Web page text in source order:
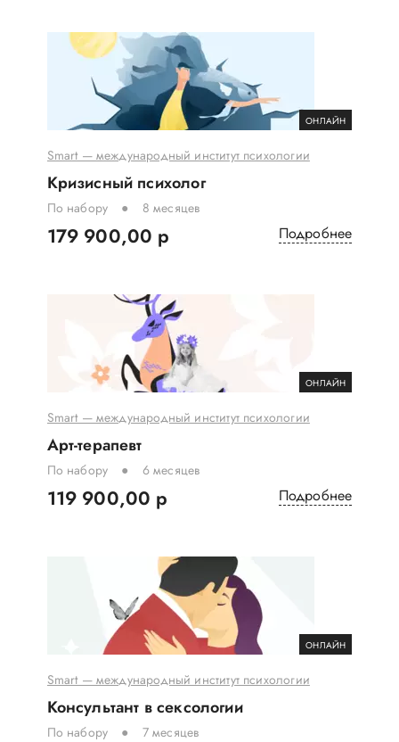
ОНЛАЙН
Smart — международный институт психологии
Кризисный психолог
По набору 8 месяцев
179 900,00 р Подробнее
ОНЛАЙН
Smart — международный институт психологии
Арт-терапевт
По набору 6 месяцев
119 900,00 р Подробнее
ОНЛАЙН
Smart — международный институт психологии
Консультант в сексологии
По набору 7 месяцев